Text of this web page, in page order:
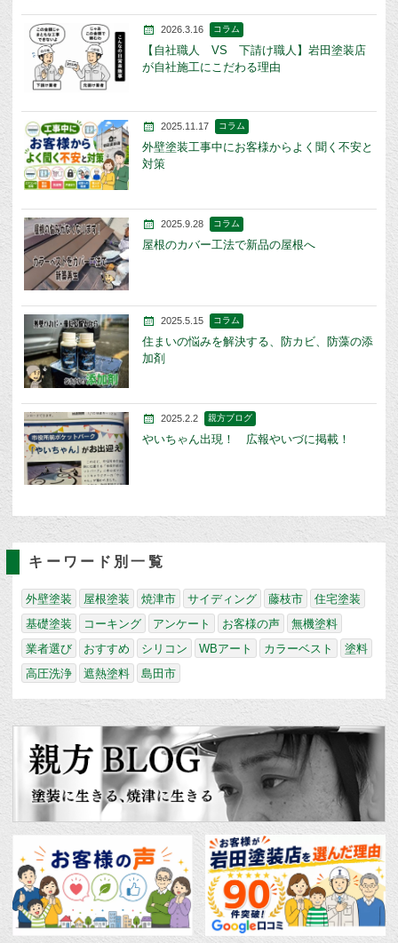
2026.3.16 コラム
【自社職人 VS 下請け職人】岩田塗装店
が自社施工にこだわる理由
2025.11.17 コラム
外壁塗装工事中にお客様からよく聞く不安と
対策
2025.9.28 コラム
屋根のカバー工法で新品の屋根へ
2025.5.15 コラム
住まいの悩みを解決する、防カビ、防藻の添
加剤
2025.2.2 親方ブログ
やいちゃん出現！ 広報やいづに掲載！
キーワード別一覧
外壁塗装 屋根塗装 焼津市 サイディング 藤枝市
住宅塗装
基礎塗装
コーキング アンケート お客様の声
無機塗料
業者選び
おすすめ シリコン WBアート カラーベスト
塗料
高圧洗浄
遮熱塗料 島田市